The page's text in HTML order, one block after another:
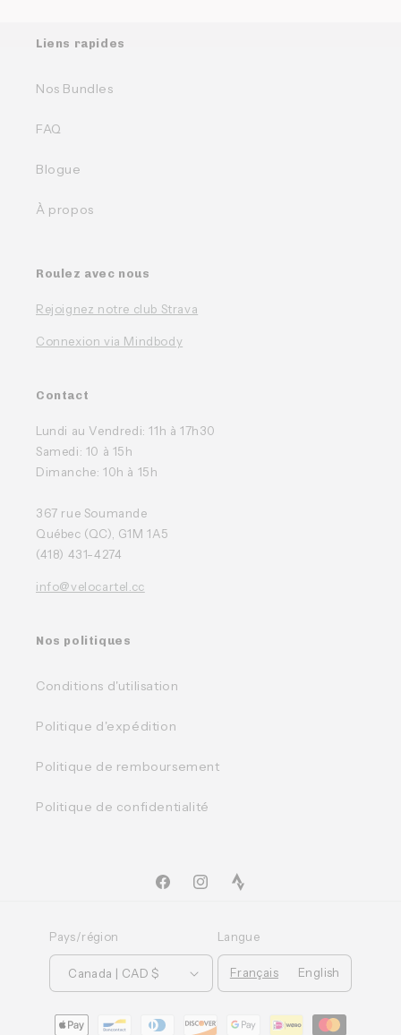
Liens rapides
Nos Bundles
FAQ
Blogue
À propos
Roulez avec nous
Rejoignez notre club Strava
Connexion via Mindbody
Contact
Lundi au Vendredi: 11h à 17h30
Samedi: 10 à 15h
Dimanche: 10h à 15h
367 rue Soumande
Québec (QC), G1M 1A5
(418) 431-4274
info@velocartel.cc
Nos politiques
Conditions d'utilisation
Politique d'expédition
Politique de remboursement
Politique de confidentialité
FacebookInstagramTikTok
Pays/région
Canada | CAD $
Langue
Français English
Moyens